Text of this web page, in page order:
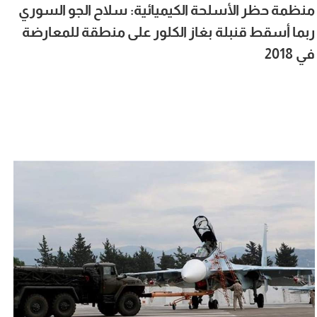
منظمة حظر الأسلحة الكيميائية: سلاح الجو السوري
ربما أسقط قنبلة بغاز الكلور على منطقة للمعارضة
في 2018